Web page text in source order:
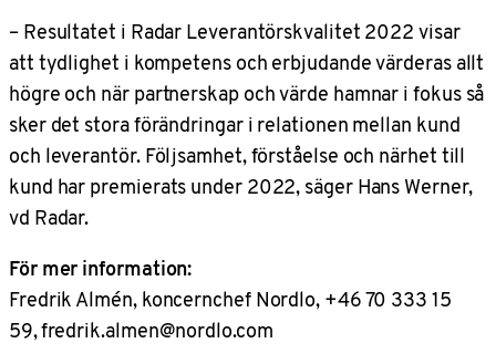
– Resultatet i Radar Leverantörskvalitet 2022 visar
att tydlighet i kompetens och erbjudande värderas allt
högre och när partnerskap och värde hamnar i fokus så
sker det stora förändringar i relationen mellan kund
och leverantör. Följsamhet, förståelse och närhet till
kund har premierats under 2022, säger Hans Werner,
vd Radar.
För mer information:
Fredrik Almén, koncernchef Nordlo, +46 70 333 15
59, fredrik.almen@nordlo.com